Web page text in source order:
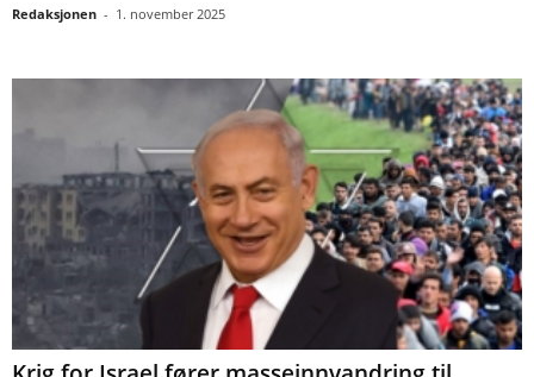
Redaksjonen - 1. november 2025